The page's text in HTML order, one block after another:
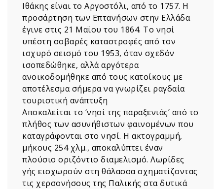
Ιθάκης είναι το Αργοστόλι, από το 1757. Η
προσάρτηση των Επτανήσων στην Ελλάδα
έγινε στις 21 Μαϊου του 1864. Το νησί
υπέστη σοβαρές καταστροφές από τον
ισχυρό σεισμό του 1953, όταν σχεδόν
ισοπεδώθηκε, αλλά αργότερα
ανοικοδομήθηκε από τους κατοίκους με
αποτέλεσμα σήμερα να γνωρίζει ραγδαία
τουριστική ανάπτυξη
Αποκαλείται το ‘νησί της παραξενιάς’ από το
πλήθος των ασυνήθιστων φαινομένων που
καταγράφονται στο νησί. Η ακτογραμμή,
μήκους 254 χλμ., αποκαλύπτει έναν
πλούσιο οριζόντιο διαμελισμό. Λωρίδες
γής εισχωρούν στη θάλασσα σχηματίζοντας
τις χερσονήσους της Παλικής στα δυτικά